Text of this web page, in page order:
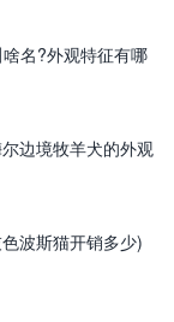
名?外观特征有哪
边境牧羊犬的外观
波斯猫开销多少)